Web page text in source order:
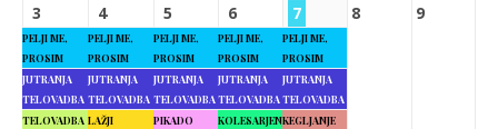
3
PELJI ME,
PROSIM
JUTRANJA
TELOVADBA
TELOVADBA
4
PELJI ME,
PROSIM
JUTRANJA
TELOVADBA
LAŽJI
5
PELJI ME,
PROSIM
JUTRANJA
TELOVADBA
PIKADO
6
PELJI ME,
PROSIM
JUTRANJA
TELOVADBA
KOLESARJENJE
7
PELJI ME,
PROSIM
JUTRANJA
TELOVADBA
KEGLJANJE
8 9